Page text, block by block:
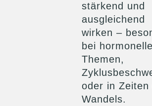
stärkend und
ausgleichend
wirken –
bei
Themen,
oder in Zeiten
Wandels.